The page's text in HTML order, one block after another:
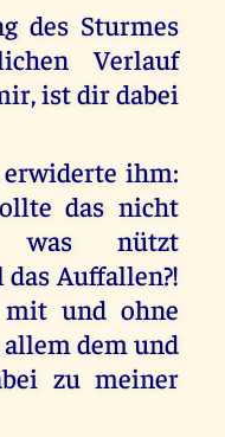
des Sturmes
Verlauf
ist dir dabei
ihm:
das nicht
was nützt
Auffallen?!
und ohne
dem und
zu meiner